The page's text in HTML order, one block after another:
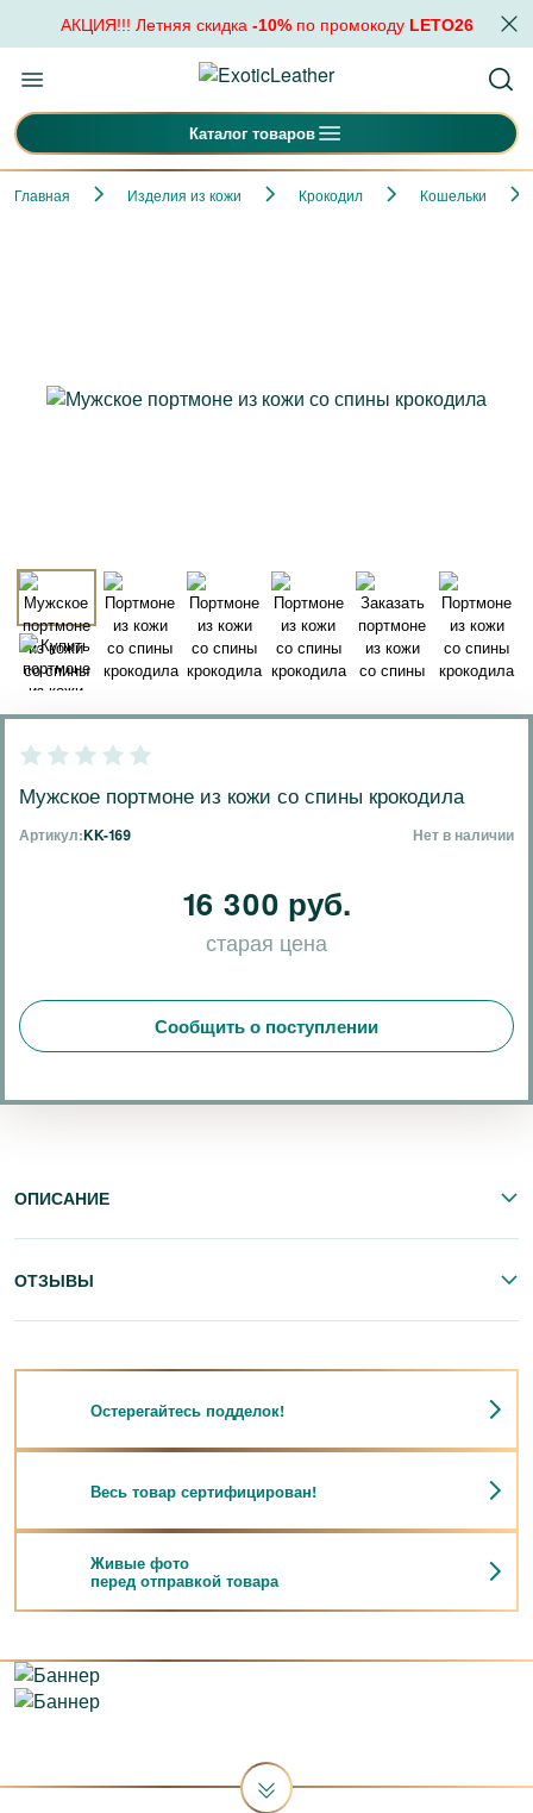
АКЦИЯ!!! Летняя скидка -10%по промокоду LETO26
Каталог товаров
Главная Изделия из кожи Крокодил Кошельки
Мужское портмоне из кожи со спины крокодила
Артикул:KK-169 Нет в наличии
16 300 руб.
старая цена
Сообщить о поступлении
ОПИСАНИЕ
ОТЗЫВЫ
Остерегайтесь подделок!
Весь товар сертифицирован!
Живые фото
перед отправкой товара